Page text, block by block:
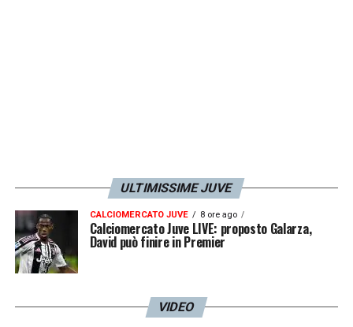
ULTIMISSIME JUVE
CALCIOMERCATO JUVE 8 ore ago
Calciomercato Juve LIVE: proposto Galarza,
David può finire in Premier
VIDEO